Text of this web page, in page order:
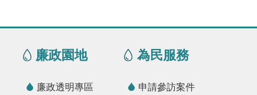
廉政園地
廉政透明專區
為民服務
申請參訪案件